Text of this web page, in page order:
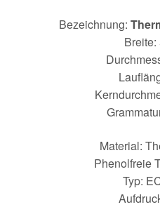
Bezeichnung:
Breite:
Material:
Phenolfreie
Typ: